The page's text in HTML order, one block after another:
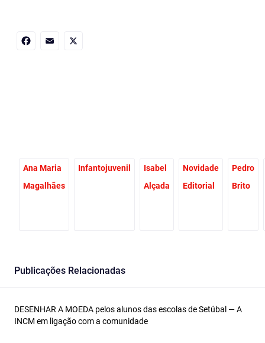
Ana Maria
Magalhães
Infantojuvenil
Isabel
Alçada
Novidade
Editorial
Pedro
Brito
Publicações Relacionadas
DESENHAR A MOEDA pelos alunos das escolas de Setúbal — A
INCM em ligação com a comunidade